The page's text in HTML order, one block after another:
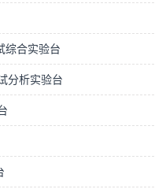
综合实验台
分析实验台